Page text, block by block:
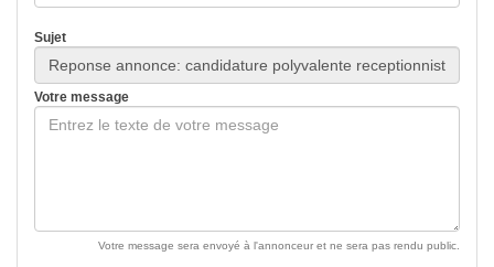
Sujet
Votre message
Votre message sera envoyé à l'annonceur et ne sera pas rendu public.